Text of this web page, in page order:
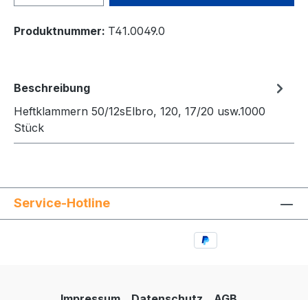
Produktnummer: T41.0049.0
Beschreibung
Heftklammern 50/12sElbro, 120, 17/20 usw.1000
Stück
Service-Hotline